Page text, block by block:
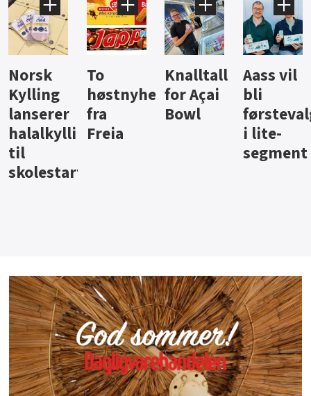
Knalltall
for Açai
Bowl
Aass vil
bli
førstevalg
i lite-
Brus og
jus fra
Berentsen
Hard
iste fra
Hansa